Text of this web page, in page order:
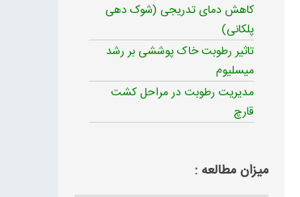
کاهش دمای تدریجی (شوک دهی
پلکانی)
تاثیر رطوبت خاک پوششی بر رشد
میسلیوم
مدیریت رطوبت در مراحل کشت
قارچ
میزان مطالعه :